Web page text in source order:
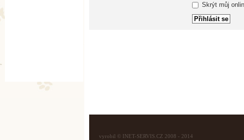
Skrýt můj
vyrobil © INET-SERVIS.CZ 2008 - 2014